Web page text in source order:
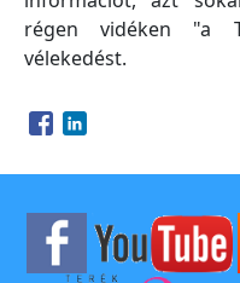
régen vidéken "a
vélekedést.
Opens in a new
Opens in a new